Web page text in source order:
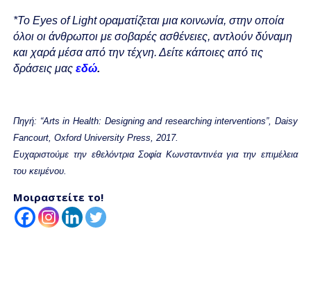
*To Eyes of Light οραματίζεται μια κοινωνία, στην οποία
όλοι οι άνθρωποι με σοβαρές ασθένειες, αντλούν δύναμη
και χαρά μέσα από την τέχνη. Δείτε κάποιες από τις
δράσεις μαςεδώ.
Πηγή: “Arts in Health: Designing and researching interventions”, Daisy
Fancourt, Oxford University Press, 2017.
Ευχαριστούμε την εθελόντρια Σοφία Κωνσταντινέα για την επιμέλεια
του κειμένου.
Μοιραστείτε το!